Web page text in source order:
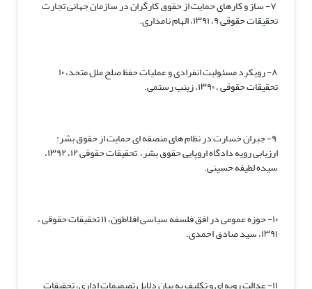
۷- ساز و کارهای حمایت از حقوق کارگران در سازمان جهانی تجارت
تحقیقات حقوقی ۹، ۱۳۹۱، الهام نامداری.
۸- رویکرد مسئولیت انفرادی و عملیات حفظ صلح ملل متحد، ۱۰
تحقیقات حقوقی ، ۱۳۹۰، زینب رستمی.
۹- جبران خسارت در نظام های منصقه ای حمایت از حقوق بشر:
ارزیابی رویه دادگاه اروپایی حقوق بشر، تحقیقات حقوقی ۱۲، ۱۳۹۲،
سیده لطیفه حسینی.
۱۰- حوزه عمومی در افق فلسفه سیاسی افلاطون، ۱۱ تحقیقات حقوقی ،
۱۳۹۱، سید صادق احمدی.
۱۱- عدالت رویه ای و تکلیف به بیان دلایل تصمیمات اداری، تحقیقات